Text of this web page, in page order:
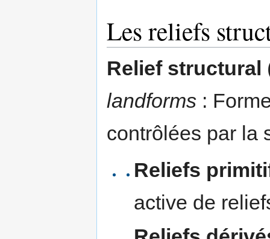
Les reliefs
Relief structural
landforms :
contrôlées par la
Reliefs
active de